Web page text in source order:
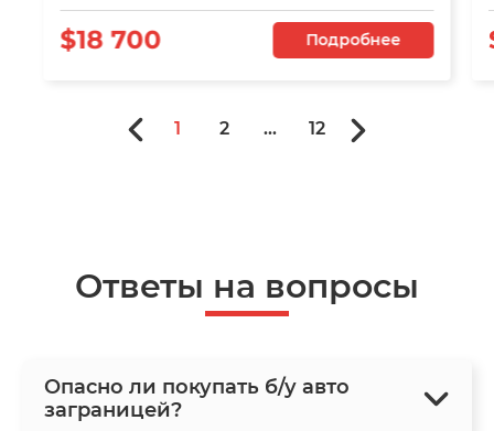
$18 700 Подробнее
1 2 ... 12
Ответы на вопросы
Опасно ли покупать б/у авто
заграницей?